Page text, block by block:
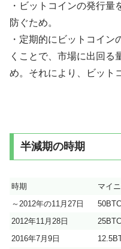
・ビットコインの発行
防ぐため。
・定期的にビットコイ
くことで、市場に出回る
め。それにより、ビット
半減期の時期
時期
マイ
～2012年の11月27日
50BTC
2012年11月28日
25BTC
2016年7月9日